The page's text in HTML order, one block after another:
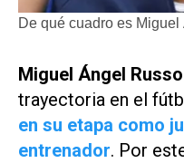
De qué cuadro es
Miguel Ángel Russo
trayectoria en el
en su etapa como
entrenador. Por